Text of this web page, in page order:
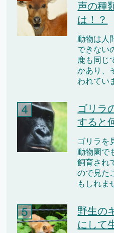
声の種
は！？
動物は人
できない
鹿も同じ
かあり、
われてい
ゴリラ
すると
ゴリラを
動物園で
飼育され
ので見た
もしれま
野生の
にして